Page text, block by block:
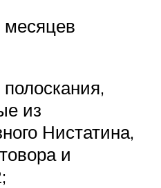
из
Нистатина,
и